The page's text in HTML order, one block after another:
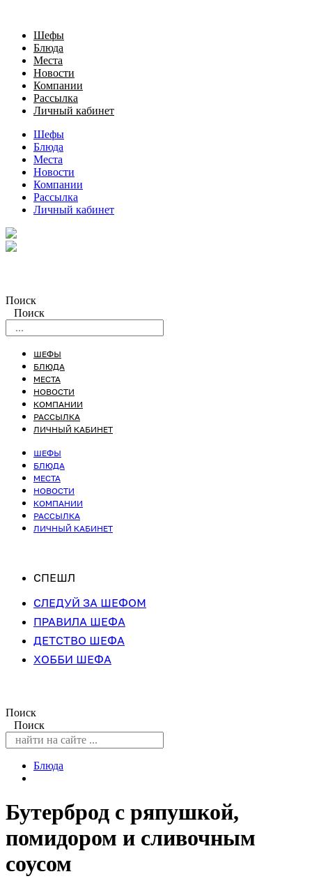
Шефы
Блюда
Места
Новости
Компании
Рассылка
Личный кабинет
Шефы
Блюда
Места
Новости
Компании
Рассылка
Личный кабинет
Поиск
Поиск
ШЕФЫ
БЛЮДА
МЕСТА
НОВОСТИ
КОМПАНИИ
РАССЫЛКА
ЛИЧНЫЙ КАБИНЕТ
ШЕФЫ
БЛЮДА
МЕСТА
НОВОСТИ
КОМПАНИИ
РАССЫЛКА
ЛИЧНЫЙ КАБИНЕТ
СПЕШЛ
СЛЕДУЙ ЗА ШЕФОМ
ПРАВИЛА ШЕФА
ДЕТСТВО ШЕФА
ХОББИ ШЕФА
Поиск
Поиск
Блюда
Бутерброд с ряпушкой,
помидором и сливочным
соусом